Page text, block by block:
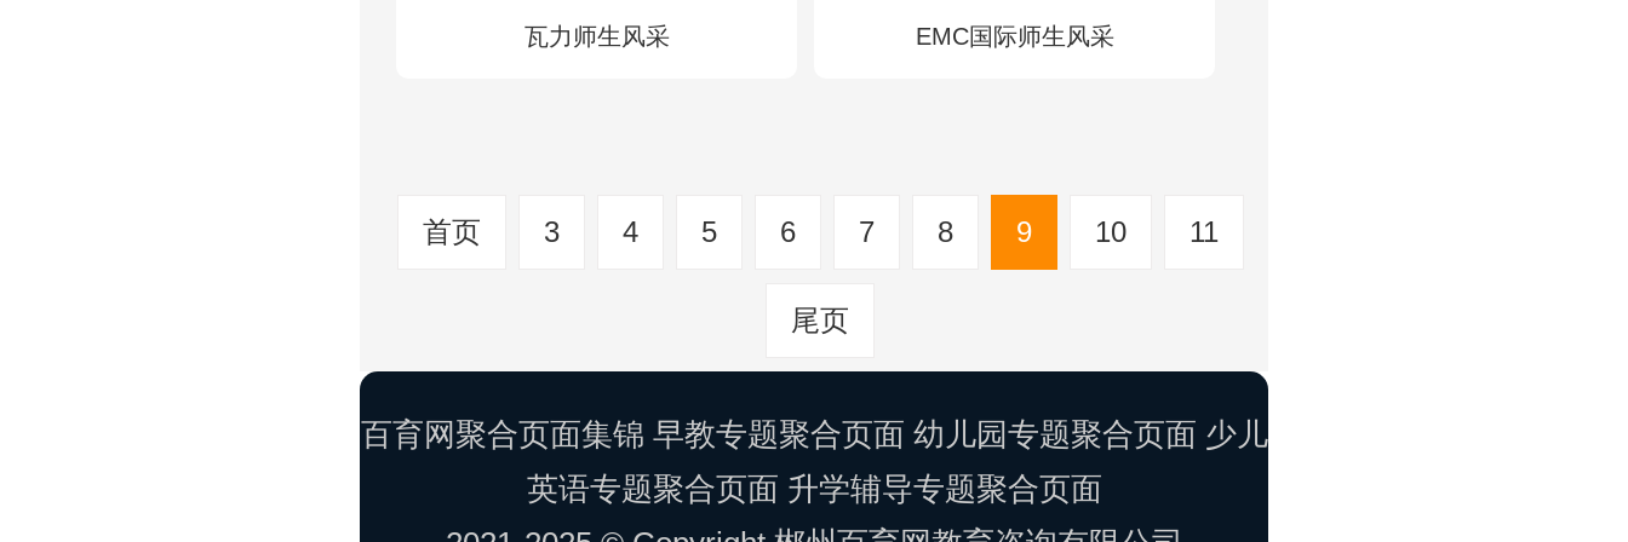
瓦力师生风采 EMC国际师生风采
首页 3 4 5 6 7 8 9 10 11
尾页
百育网聚合页面集锦 早教专题聚合页面 幼儿园专题聚合页面 少儿
英语专题聚合页面 升学辅导专题聚合页面